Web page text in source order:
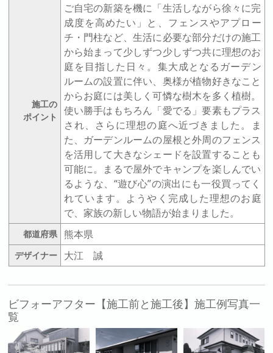
施工の
ポイント
ご自宅の新築を機に「生活しながら徐々に完
成度を高めたい」と、フェンスやアプロー
チ・門柱など、生活に必要な部分だけの施工
から始まって少しずつ少しずつ共に理想のお
庭を目指した日々。集大成となるガーデン
ルームの設置に伴い、奥様が植物好きなこと
からお庭には美しく可憐な樹木を多く植樹。
使い勝手はもちろん「愛でる」要素もプラス
され、さらに理想の庭へ近づきました。ま
た、ガーデンルームの屋根と外周のフェンス
を活用して大きなシェードを設置することも
可能に。まるで屋外でキャンプを楽しんでい
るような、“遊び心”の演出にも一役買ってく
れています。ようやく完成した理想のお庭
で、家族の新しい物語が始まりました。
都道府県 熊本県
デザイナー 大江 誠
ビフォーアフター【施工前と施工後】施工例写真一
覧